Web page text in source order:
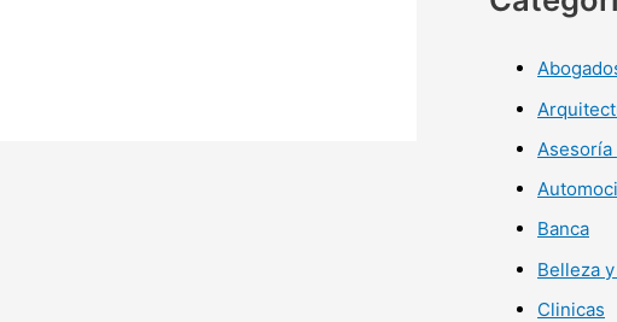
Banca
Belleza
Clinicas